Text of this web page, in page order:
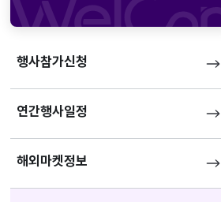
행사참가신청
연간행사일정
해외마켓정보